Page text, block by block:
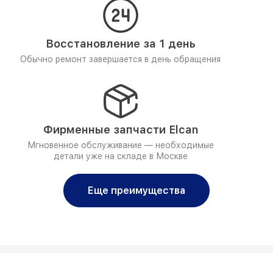
Восстановление за 1 день
Обычно ремонт завершается в день обращения
Фирменные запчасти Elcan
Мгновенное обслуживание — необходимые
детали уже на складе в Москве
Еще преимущества